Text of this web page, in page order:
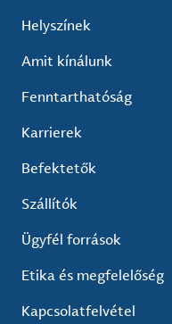
Helyszínek
Amit kínálunk
Fenntarthatóság
Karrierek
Befektetők
Szállítók
Ügyfél források
Etika és megfelelőség
Kapcsolatfelvétel